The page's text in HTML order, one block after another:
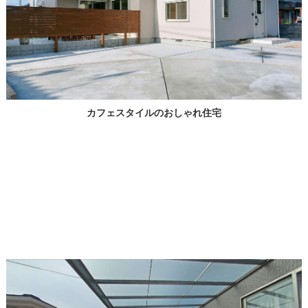
カフェスタイルのおしゃれ住宅